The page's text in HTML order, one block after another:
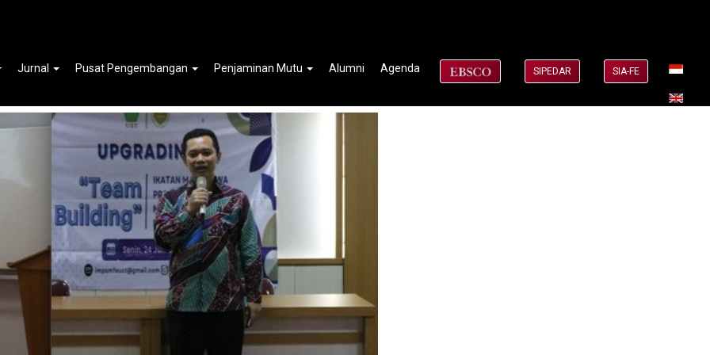
Jurnal Pusat Pengembangan Penjaminan Mutu Alumni Agenda SIPEDAR SIA-FE
Menggelar Kegiatan Upgrading